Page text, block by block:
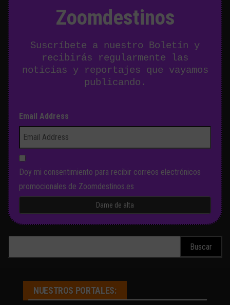
Zoomdestinos
Suscríbete a nuestro Boletín y
recibirás regularmente las
noticias y reportajes que vayamos
publicando.
Email Address
Doy mi consentimiento para recibir correos electrónicos
promocionales de Zoomdestinos.es
NUESTROS PORTALES: